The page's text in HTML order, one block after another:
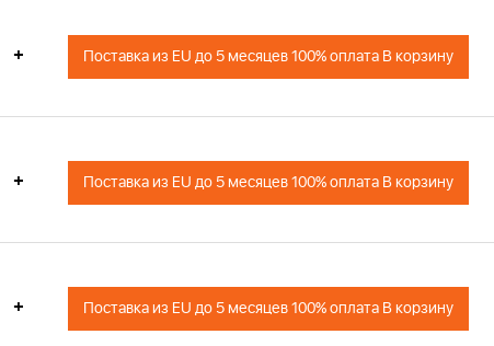
+ Поставка из EU до 5 месяцев 100% оплата В корзину
+ Поставка из EU до 5 месяцев 100% оплата В корзину
+ Поставка из EU до 5 месяцев 100% оплата В корзину